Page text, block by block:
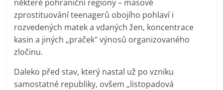
některé pohraniční regiony – masové
zprostituování teenagerů obojího pohlaví i
rozvedených matek a vdaných žen, koncentrace
kasin a jiných „praček" výnosů organizovaného
zločinu.
Daleko před stav, který nastal už po vzniku
samostatné republiky, ovšem „listopadová